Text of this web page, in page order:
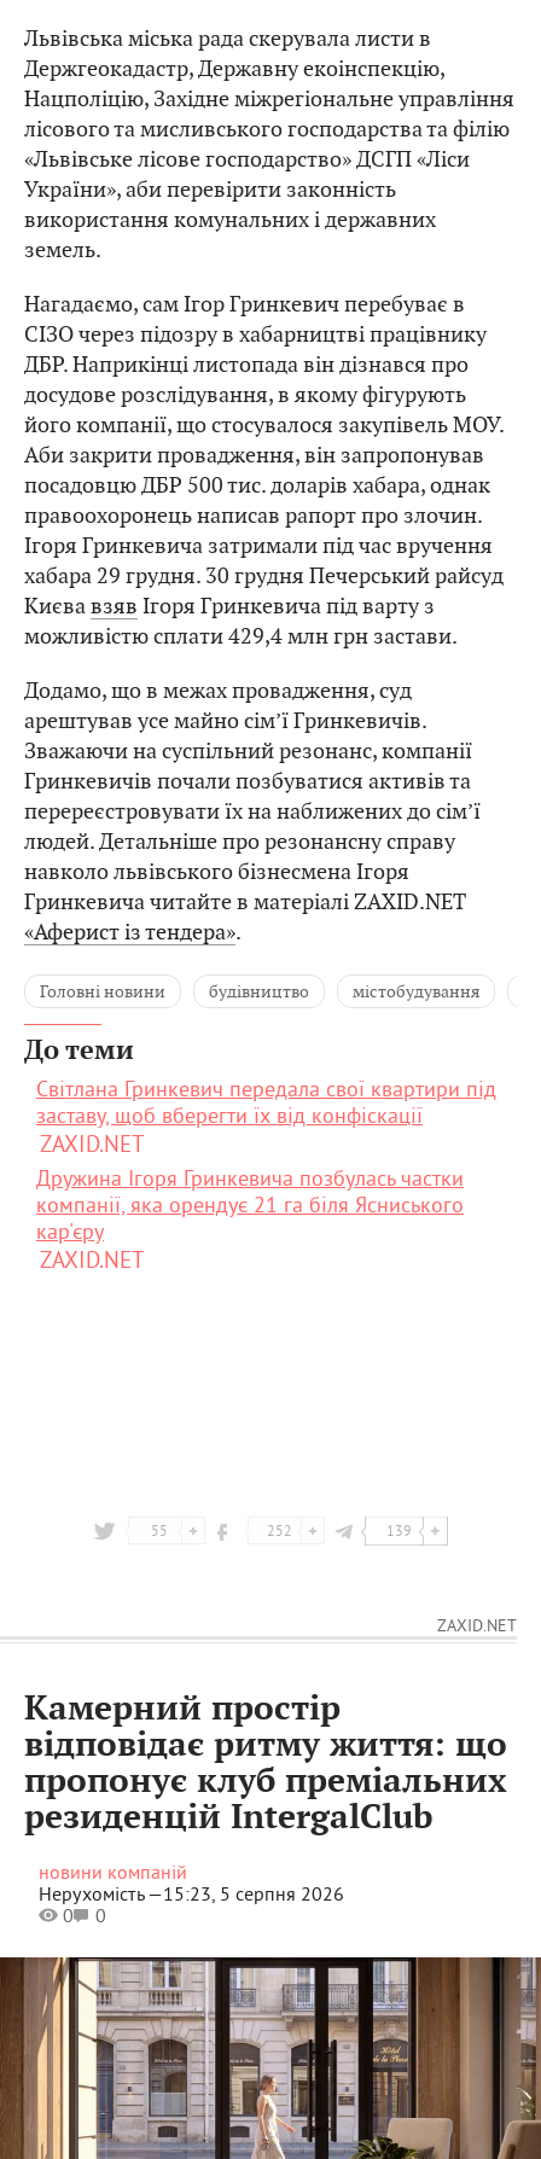
Львівська міська рада скерувала листи в
Держгеокадастр, Державну екоінспекцію,
Нацполіцію, Західне міжрегіональне управління
лісового та мисливського господарства та філію
«Львівське лісове господарство» ДCГП «Ліси
України», аби перевірити законність
використання комунальних і державних
земель.
Нагадаємо, сам Ігор Гринкевич перебуває в
СІЗО через підозру в хабарництві працівнику
ДБР. Наприкінці листопада він дізнався про
досудове розслідування, в якому фігурують
його компанії, що стосувалося закупівель МОУ.
Аби закрити провадження, він запропонував
посадовцю ДБР 500 тис. доларів хабара, однак
правоохоронець написав рапорт про злочин.
Ігоря Гринкевича затримали під час вручення
хабара 29 грудня. 30 грудня Печерський райсуд
Києвавзяв Ігоря Гринкевича під варту з
можливістю сплати 429,4 млн грн застави.
Додамо, що в межах провадження, суд
арештував усе майно сім’ї Гринкевичів.
Зважаючи на суспільний резонанс, компанії
Гринкевичів почали позбуватися активів та
перереєстровувати їх на наближених до сім’ї
людей. Детальніше про резонансну справу
навколо львівського бізнесмена Ігоря
Гринкевича читайте в матеріалі ZAXID.NET
«Аферист із тендера».
Головні новини будівництво містобудування
До теми
Світлана Гринкевич передала свої квартири під
заставу, щоб вберегти їх від конфіскації
ZAXID.NET
Дружина Ігоря Гринкевича позбулась частки
компанії, яка орендує 21 га біля Ясниського
кар'єру
ZAXID.NET
55 252 139
ZAXID.NET
Камерний простір
відповідає ритму життя: що
пропонує клуб преміальних
резиденцій ІntergalСlub
новини компаній
Нерухомість —15:23, 5 серпня 2026
0
0